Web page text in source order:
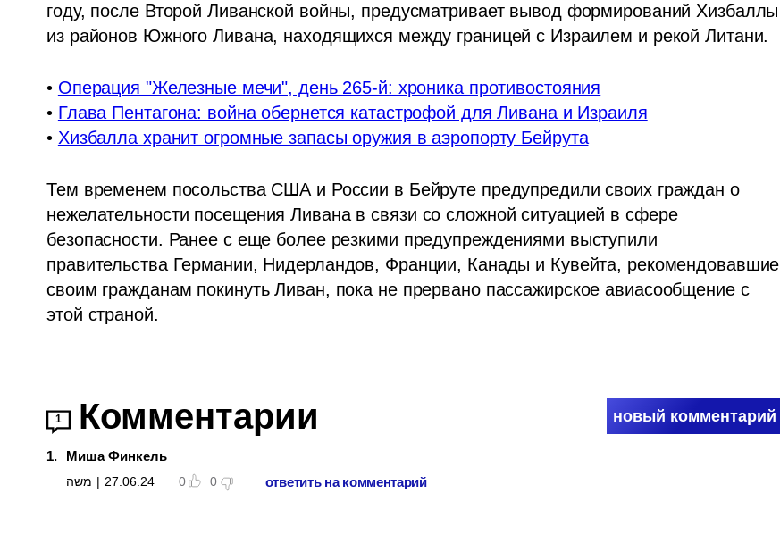
году, после Второй Ливанской войны, предусматривает вывод формирований Хизбаллы
из районов Южного Ливана, находящихся между границей с Израилем и рекой Литани.
• Операция "Железные мечи", день 265-й: хроника противостояния
• Глава Пентагона: война обернется катастрофой для Ливана и Израиля
• Хизбалла хранит огромные запасы оружия в аэропорту Бейрута
Тем временем посольства США и России в Бейруте предупредили своих граждан о
нежелательности посещения Ливана в связи со сложной ситуацией в сфере
безопасности. Ранее с еще более резкими предупреждениями выступили
правительства Германии, Нидерландов, Франции, Канады и Кувейта, рекомендовавшие
своим гражданам покинуть Ливан, пока не прервано пассажирское авиасообщение с
этой страной.
1 Комментарии новый комментарий
1. Миша Финкель
משה | 27.06.24 0 0 ответить на комментарий